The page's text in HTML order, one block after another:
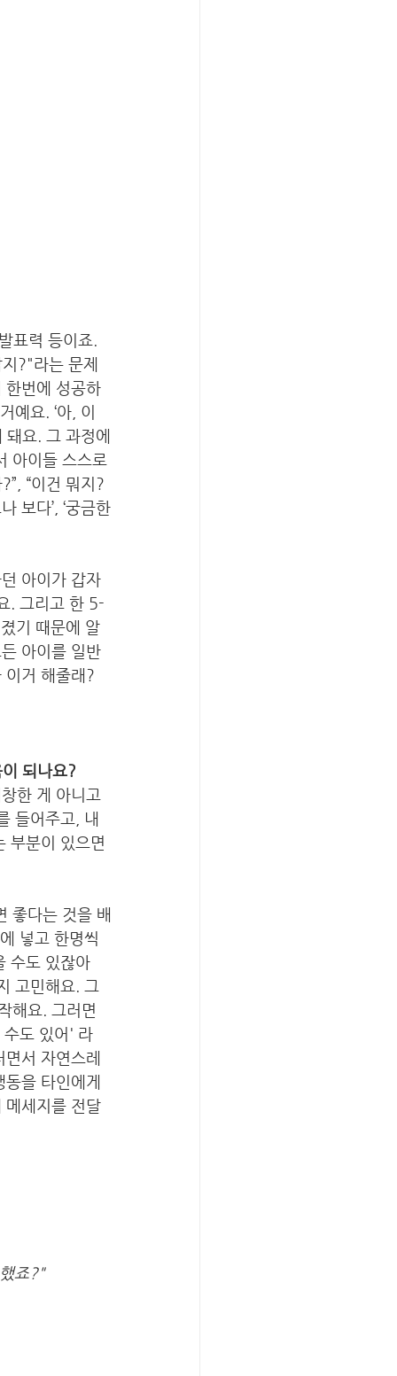
?"라는 문제
한번에 성공하
예요. ‘아, 이
요. 그 과정에
아이들 스스로
“이건 뭐지?
보다’, ‘궁금한
아이가 갑자
. 그리고 한 5-
기 때문에 알
아이를 일반
이거 해줄래?
되나요?
한 게 아니고
들어주고, 내
부분이 있으면
좋다는 것을 배
넣고 한명씩
수도 있잖아
고민해요. 그
해요. 그러면
수도 있어' 라
서 자연스레
을 타인에게
메세지를 전달
죠?"